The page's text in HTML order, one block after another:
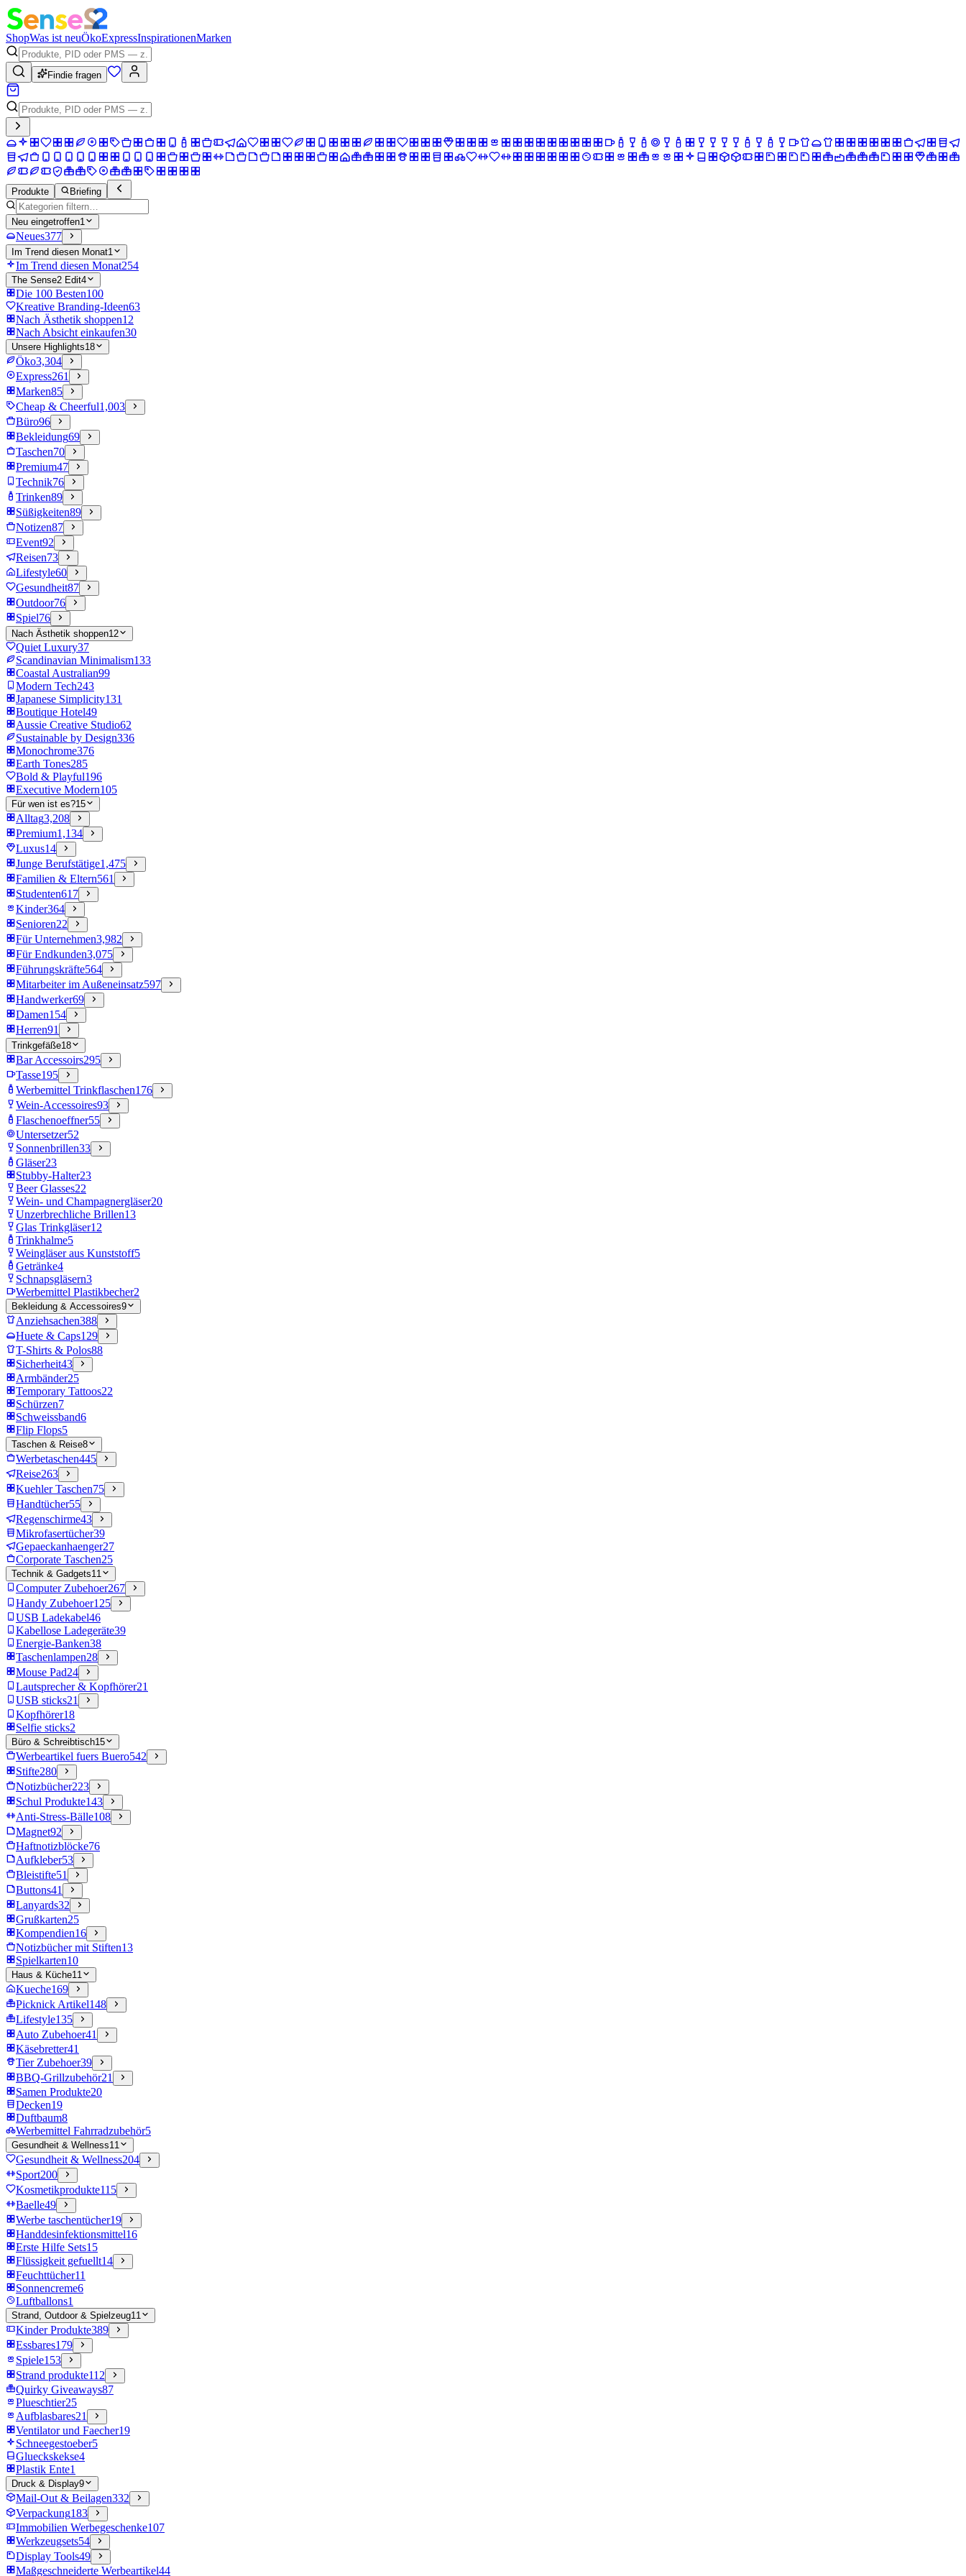
ShopWas ist neuÖkoExpressInspirationenMarken
Findie fragen
Produkte Briefing
Neu eingetroffen1
Neues377
Im Trend diesen Monat1
Im Trend diesen Monat254
The Sense2 Edit4
Die 100 Besten100
Kreative Branding-Ideen63
Nach Ästhetik shoppen12
Nach Absicht einkaufen30
Unsere Highlights18
Öko3,304
Express261
Marken85
Cheap & Cheerful1,003
Büro96
Bekleidung69
Taschen70
Premium47
Technik76
Trinken89
Süßigkeiten89
Notizen87
Event92
Reisen73
Lifestyle60
Gesundheit87
Outdoor76
Spiel76
Nach Ästhetik shoppen12
Quiet Luxury37
Scandinavian Minimalism133
Coastal Australian99
Modern Tech243
Japanese Simplicity131
Boutique Hotel49
Aussie Creative Studio62
Sustainable by Design336
Monochrome376
Earth Tones285
Bold & Playful196
Executive Modern105
Für wen ist es?15
Alltag3,208
Premium1,134
Luxus14
Junge Berufstätige1,475
Familien & Eltern561
Studenten617
Kinder364
Senioren22
Für Unternehmen3,982
Für Endkunden3,075
Führungskräfte564
Mitarbeiter im Außeneinsatz597
Handwerker69
Damen154
Herren91
Trinkgefäße18
Bar Accessoirs295
Tasse195
Werbemittel Trinkflaschen176
Wein-Accessoires93
Flaschenoeffner55
Untersetzer52
Sonnenbrillen33
Gläser23
Stubby-Halter23
Beer Glasses22
Wein- und Champagnergläser20
Unzerbrechliche Brillen13
Glas Trinkgläser12
Trinkhalme5
Weingläser aus Kunststoff5
Getränke4
Schnapsgläsern3
Werbemittel Plastikbecher2
Bekleidung & Accessoires9
Anziehsachen388
Huete & Caps129
T-Shirts & Polos88
Sicherheit43
Armbänder25
Temporary Tattoos22
Schürzen7
Schweissband6
Flip Flops5
Taschen & Reise8
Werbetaschen445
Reise263
Kuehler Taschen75
Handtücher55
Regenschirme43
Mikrofasertücher39
Gepaeckanhaenger27
Corporate Taschen25
Technik & Gadgets11
Computer Zubehoer267
Handy Zubehoer125
USB Ladekabel46
Kabellose Ladegeräte39
Energie-Banken38
Taschenlampen28
Mouse Pad24
Lautsprecher & Kopfhörer21
USB sticks21
Kopfhörer18
Selfie sticks2
Büro & Schreibtisch15
Werbeartikel fuers Buero542
Stifte280
Notizbücher223
Schul Produkte143
Anti-Stress-Bälle108
Magnet92
Haftnotizblöcke76
Aufkleber53
Bleistifte51
Buttons41
Lanyards32
Grußkarten25
Kompendien16
Notizbücher mit Stiften13
Spielkarten10
Haus & Küche11
Kueche169
Picknick Artikel148
Lifestyle135
Auto Zubehoer41
Käsebretter41
Tier Zubehoer39
BBQ-Grillzubehör21
Samen Produkte20
Decken19
Duftbaum8
Werbemittel Fahrradzubehör5
Gesundheit & Wellness11
Gesundheit & Wellness204
Sport200
Kosmetikprodukte115
Baelle49
Werbe taschentücher19
Handdesinfektionsmittel16
Erste Hilfe Sets15
Flüssigkeit gefuellt14
Feuchttücher11
Sonnencreme6
Luftballons1
Strand, Outdoor & Spielzeug11
Kinder Produkte389
Essbares179
Spiele153
Strand produkte112
Quirky Giveaways87
Plueschtier25
Aufblasbares21
Ventilator und Faecher19
Schneegestoeber5
Glueckskekse4
Plastik Ente1
Druck & Display9
Mail-Out & Beilagen332
Verpackung183
Immobilien Werbegeschenke107
Werkzeugsets54
Display Tools49
Maßgeschneiderte Werbeartikel44